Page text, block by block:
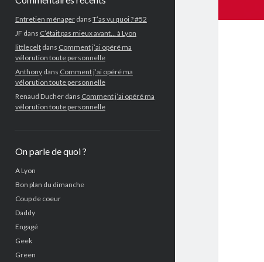
Entretien ménagerdans T’as vu quoi ? #52
JF dans C’était pas mieux avant… à Lyon
littleceltdans Comment j’ai opéré ma
vélorution toute personnelle
Anthonydans Comment j’ai opéré ma
vélorution toute personnelle
Renaud Ducherdans Comment j’ai opéré ma
vélorution toute personnelle
On parle de quoi ?
A Lyon
Bon plan du dimanche
Coup de coeur
Daddy
Engagé
Geek
Green